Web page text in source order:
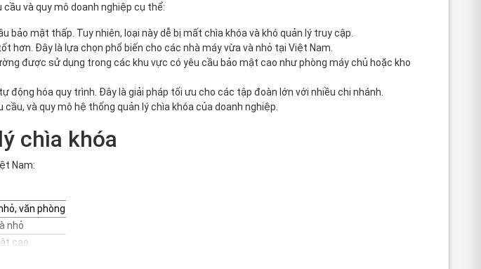
và quy mô doanh nghiệp cụ thể:
mật thấp. Tuy nhiên, loại này dễ bị mất chìa khóa và khó quản lý truy cập.
hơn. Đây là lựa chọn phổ biến cho các nhà máy vừa và nhỏ tại Việt Nam.
được sử dụng trong các khu vực có yêu cầu bảo mật cao như phòng máy chủ hoặc kho
động hóa quy trình. Đây là giải pháp tối ưu cho các tập đoàn lớn với nhiều chi nhánh.
và quy mô hệ thống quản lý chìa khóa của doanh nghiệp.
chìa khóa
Nam:
văn phòng
nhỏ
cao